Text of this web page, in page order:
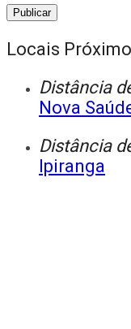
Locais
Distância
Nova
Distância
Ipiranga